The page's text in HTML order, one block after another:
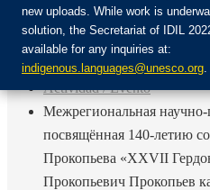
Login
EN
FR
RU
Inicio
Actividad / Evento
Межрегиональная научно-
посвящённая 140-летию
Прокопьева «XXVII
Прокопьевич Прокопьев
new uploads. While work is
solution, the Secretariat of IDIL
available for any inquiries at:
indigenous.languages@unesco.org.